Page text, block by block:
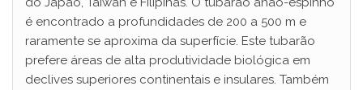
é encontrado a profundidades de 200 a 500 m e
raramente se aproxima da superfície. Este tubarão
prefere áreas de alta produtividade biológica em
declives superiores continentais e insulares. Também